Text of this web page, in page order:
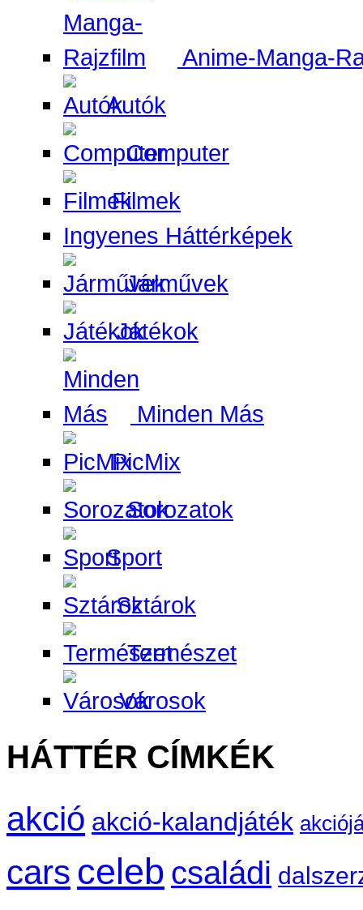
Anime-Manga-
Autók
Computer
Filmek
Ingyenes Háttérképek
Járművek
Játékok
Minden Más
PicMix
Sorozatok
Sport
Sztárok
Természet
Városok
HÁTTÉR CÍMKÉK
akció akció-kalandjáték
cars celeb családi